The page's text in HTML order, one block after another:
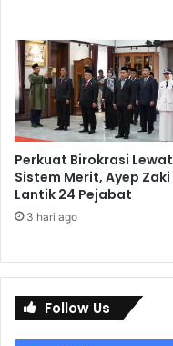
Perkuat Birokrasi Lewat
Sistem Merit, Ayep Zaki
Lantik 24 Pejabat
3 hari ago
Follow Us